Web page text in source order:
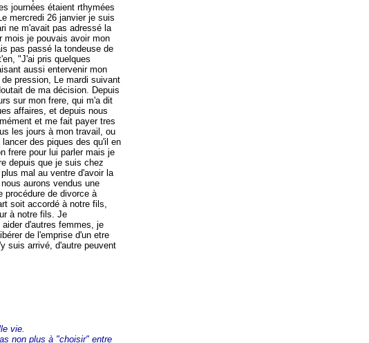
journées étaient rthymées
mercredi 26 janvier je suis
ne m'avait pas adressé la
mois je pouvais avoir mon
pas passé la tondeuse de
"J'ai pris quelques
aussi entervenir mon
pression, Le mardi suivant
de ma décision. Depuis
sur mon frere, qui m'a dit
affaires, et depuis nous
et me fait payer tres
les jours à mon travail, ou
des piques des qu'il en
frere pour lui parler mais je
depuis que je suis chez
mal au ventre d'avoir la
aurons vendus une
procédure de divorce à
soit accordé à notre fils,
à notre fils. Je
d'autres femmes, je
de l'emprise d'un etre
suis arrivé, d'autre peuvent
vie.
non plus à "choisir" entre